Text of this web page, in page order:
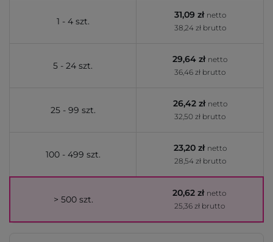
1 - 4 szt.
31,09 zł netto
38,24 zł brutto
5 - 24 szt.
29,64 zł netto
36,46 zł brutto
25 - 99 szt.
26,42 zł netto
32,50 zł brutto
100 - 499 szt.
23,20 zł netto
28,54 zł brutto
> 500 szt.
20,62 zł netto
25,36 zł brutto